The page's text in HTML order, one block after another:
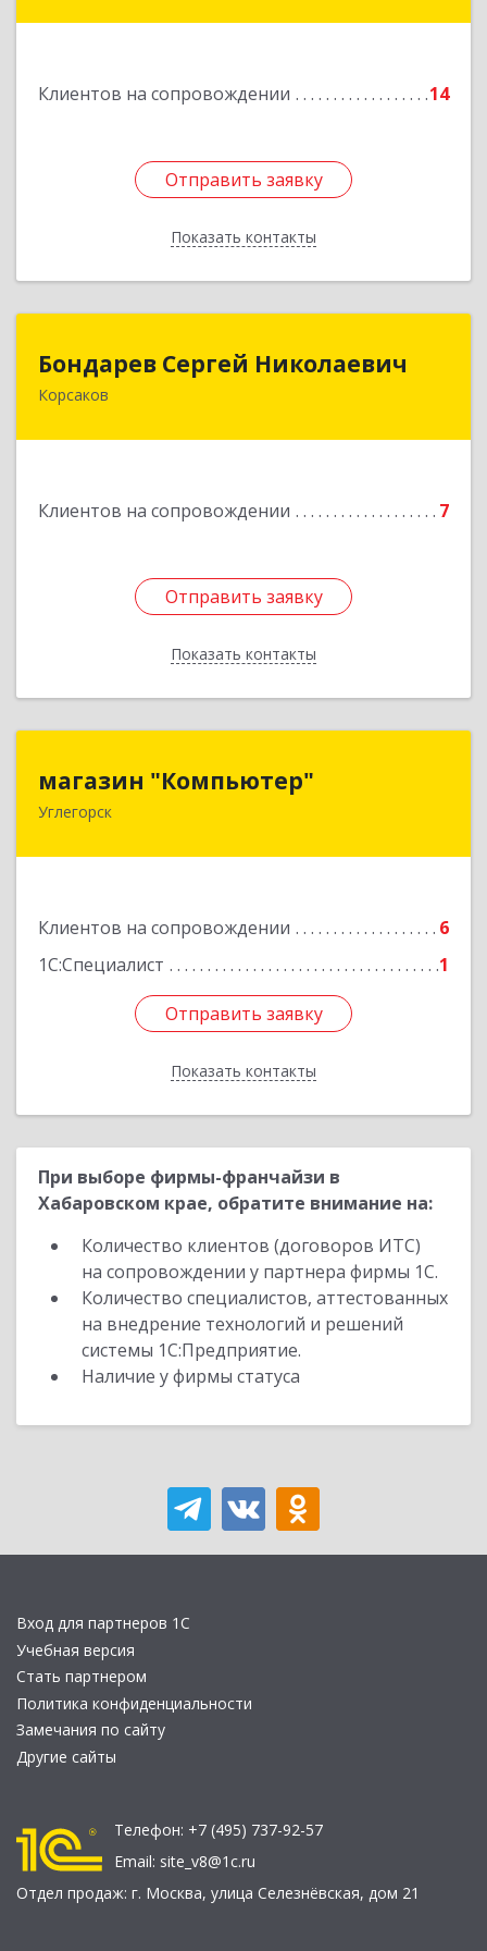
Клиентов на сопровождении 14
Отправить заявку
Показать контакты
Отправить заявку
Назад
Бондарев Сергей Николаевич
Корсаков
Клиентов на сопровождении 7
Отправить заявку
Показать контакты
Бондарев Сергей Николаевич
Отправить заявку
Назад
магазин "Компьютер"
Углегорск
Клиентов на сопровождении
6
1С:Специалист
1
Отправить заявку
Показать контакты
694920, Сахалинская обл, Углегорский р-н,
Отправить заявку
Назад
При выборе фирмы-франчайзи в
Хабаровском крае, обратите внимание на:
Количество клиентов (договоров ИТС)
на сопровождении у партнера фирмы 1С.
Количество специалистов, аттестованных
на внедрение технологий и решений
системы 1С:Предприятие.
Наличие у фирмы статуса
Вход для партнеров 1С
Учебная версия
Стать партнером
Политика конфиденциальности
Замечания по сайту
Другие сайты
Телефон: +7 (495) 737-92-57
Email: site_v8@1c.ru
Отдел продаж: г. Москва, улица Селезнёвская, дом 21